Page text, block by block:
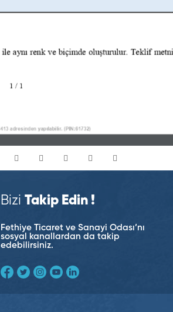
Bizi Takip Edin !
Fethiye Ticaret ve Sanayi Odası’nı
sosyal kanallardan da takip
edebilirsiniz.